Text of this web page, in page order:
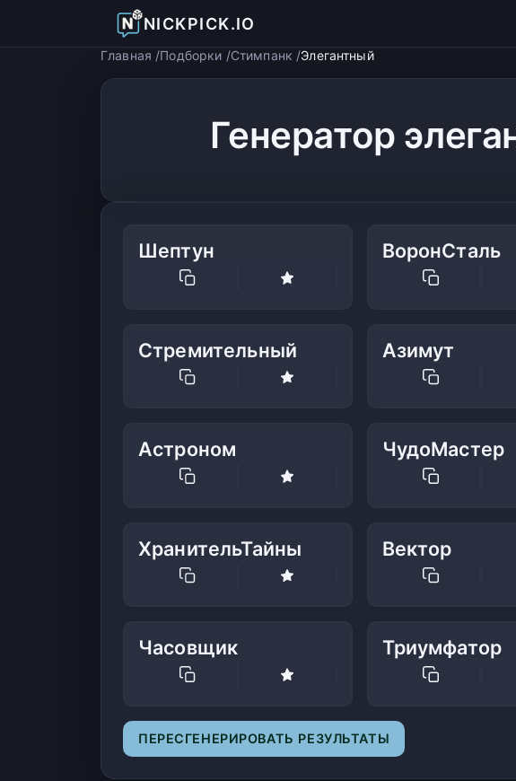
NICKPICK.IO
Главная Подборки Стимпанк Элегантный
Генератор
Шептун ВоронСталь
Стремительный Азимут
Астроном ЧудоМастер
ХранительТайны Вектор
Часовщик Триумфатор
ПЕРЕСГЕНЕРИРОВАТЬ РЕЗУЛЬТАТЫ